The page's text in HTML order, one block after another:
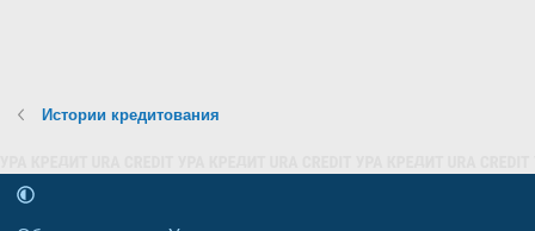
Истории кредитования